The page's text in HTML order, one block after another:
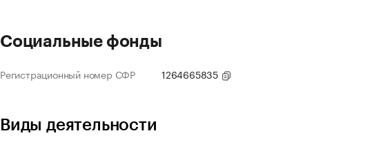
Социальные фонды
Регистрационный номер СФР 1264665835
Виды деятельности